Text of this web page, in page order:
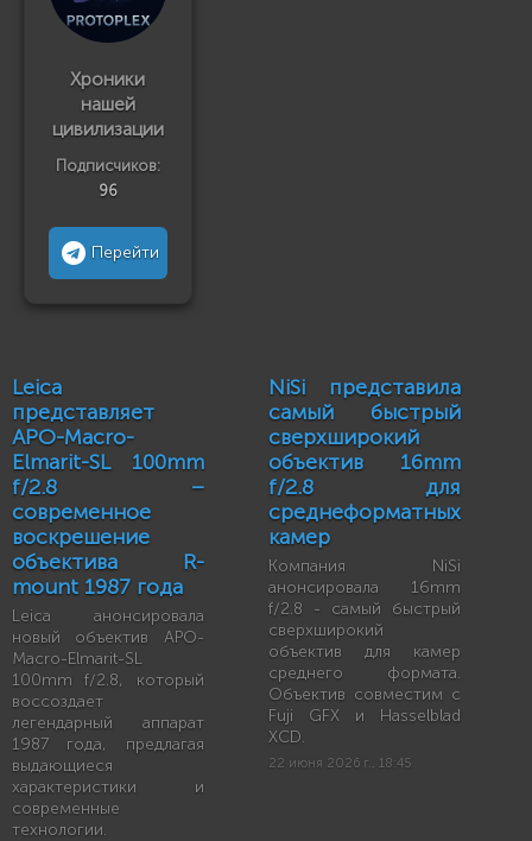
Хроники
нашей
цивилизации
Подписчиков:
96
Перейти
Leica
представляет
APO-Macro-
Elmarit-SL 100mm
f/2.8 –
современное
воскрешение
объектива R-
mount 1987 года
Leica анонсировала
новый объектив APO-
Macro-Elmarit-SL
100mm f/2.8, который
воссоздает
легендарный аппарат
1987 года, предлагая
выдающиеся
характеристики и
современные
технологии.
NiSi представила
самый быстрый
сверхширокий
объектив 16mm
f/2.8 для
среднеформатных
камер
Компания NiSi
анонсировала 16mm
f/2.8 - самый быстрый
сверхширокий
объектив для камер
среднего формата.
Объектив совместим с
Fuji GFX и Hasselblad
XCD.
22 июня 2026 г., 18:45